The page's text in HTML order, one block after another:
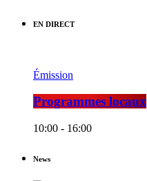
EN DIRECT
Émission
Programmes locaux
10:00 - 16:00
News